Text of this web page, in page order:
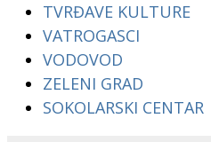
TVRĐAVE KULTURE
VATROGASCI
VODOVOD
ZELENI GRAD
SOKOLARSKI CENTAR